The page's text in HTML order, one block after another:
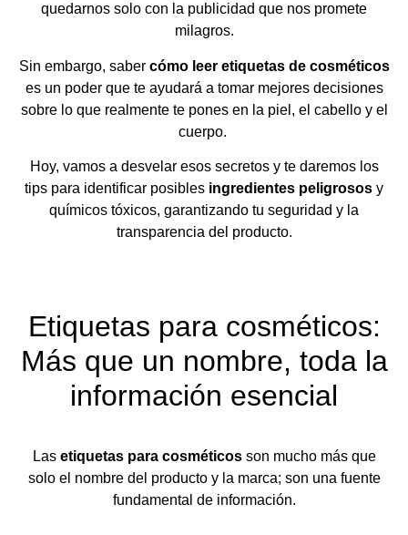
quedarnos solo con la publicidad que nos promete
milagros.
Sin embargo, saber cómo leer etiquetas de cosméticos
es un poder que te ayudará a tomar mejores decisiones
sobre lo que realmente te pones en la piel, el cabello y el
cuerpo.
Hoy, vamos a desvelar esos secretos y te daremos los
tips para identificar posibles ingredientes peligrosos y
químicos tóxicos, garantizando tu seguridad y la
transparencia del producto.
Etiquetas para cosméticos:
Más que un nombre, toda la
información esencial
Las etiquetas para cosméticosson mucho más que
solo el nombre del producto y la marca; son una fuente
fundamental de información.